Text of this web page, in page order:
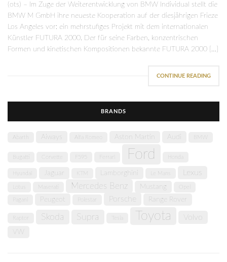
(ots) – Im Zuge der Weiterentwicklung von BMW Individual stellt die
BMW M GmbH ihre neueste Kooperation auf der diesjährigen Frieze
Los Angeles vor: ein mehrstufiges Projekt mit dem internationalen
Künstler FUTURA 2000. Der für seine Farben, konzentrischen
Formen und kinetischen Kompositionen bekannte FUTURA 2000 […]
CONTINUE READING
BRANDS
Abarth Aiways Alfa Romeo Aston Martin BMW
Bugatti Corvette Ford
Jaguar Lamborghini Lexus
Mercedes Benz Mustang
Pagani Peugeot Porsche Range Rover
Skoda Supra Toyota
VW